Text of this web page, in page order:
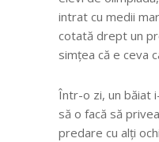
intrat cu medii
cotată drept un
simțea că e ceva
Într-o zi, un băiat
să o facă să
predare cu alți